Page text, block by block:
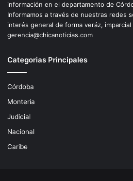
información en el departamento de
Informamos a través de nuestras redes
interés general de forma veráz, imparcial
gerencia@chicanoticias.com
Categorias Principales
Córdoba
Montería
Judicial
Nacional
Caribe